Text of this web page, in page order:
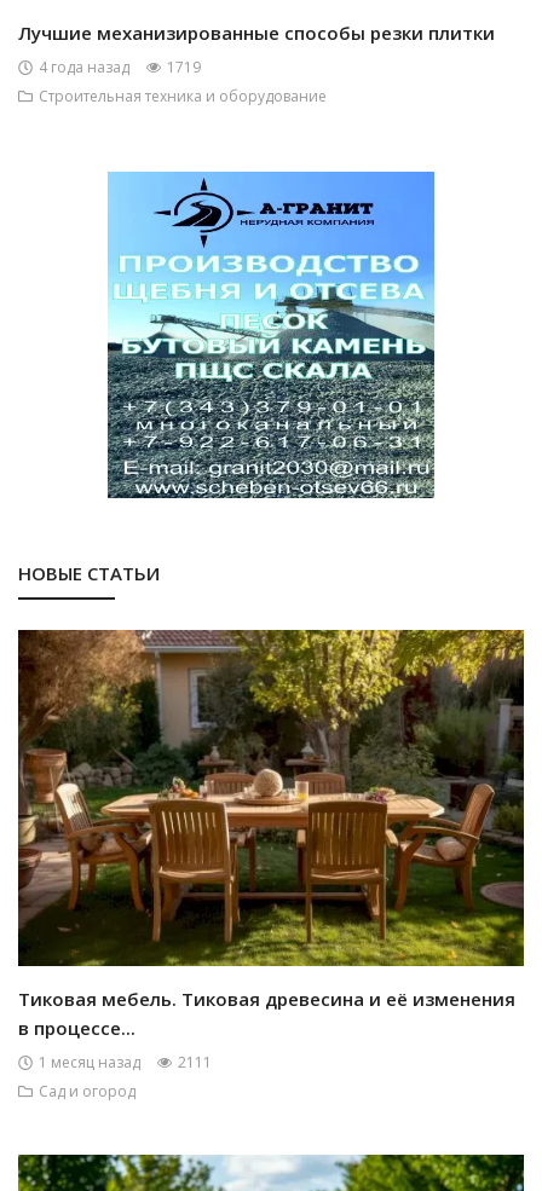
Лучшие механизированные способы резки плитки
4 года назад
1719
Строительная техника и оборудование
НОВЫЕ СТАТЬИ
Тиковая мебель. Тиковая древесина и её изменения
в процессе...
1 месяц назад
2111
Сад и огород